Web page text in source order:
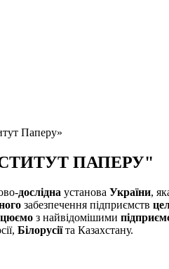
ПАПЕРУ"
дослідна установа України,
забезпечення підприємств
з найвідомішими
Білорусіїта Казахстану.